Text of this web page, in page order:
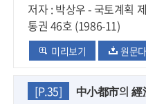
저자 : 박상우 - 국토계획
통권 46호 (1986-11)
미리보기 원문
[P.35]
中小都市의